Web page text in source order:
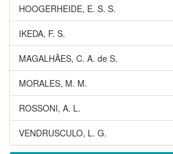
HOOGERHEIDE, E. S. S.
IKEDA, F. S.
MAGALHÃES, C. A. de S.
MORALES, M. M.
ROSSONI, A. L.
VENDRUSCULO, L. G.